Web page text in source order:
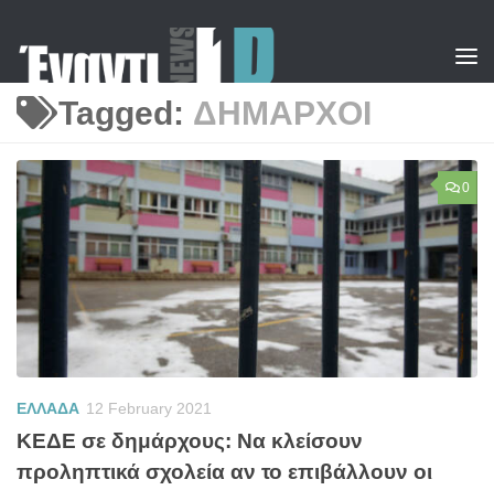
Tagged: ΔΗΜΑΡΧΟΙ
0
ΕΛΛΑΔΑ 12 February 2021
ΚΕΔΕ σε δημάρχους: Να κλείσουν
προληπτικά σχολεία αν το επιβάλλουν οι